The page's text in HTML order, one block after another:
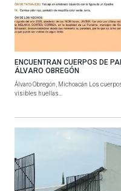
ENCUENTRAN CUERPOS DE
ÁLVARO OBREGÓN
Álvaro Obregón, Michoacán Los
visibles huellas...